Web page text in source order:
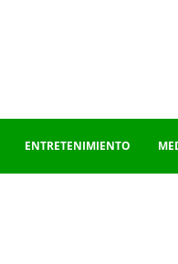
ENTRETENIMIENTO